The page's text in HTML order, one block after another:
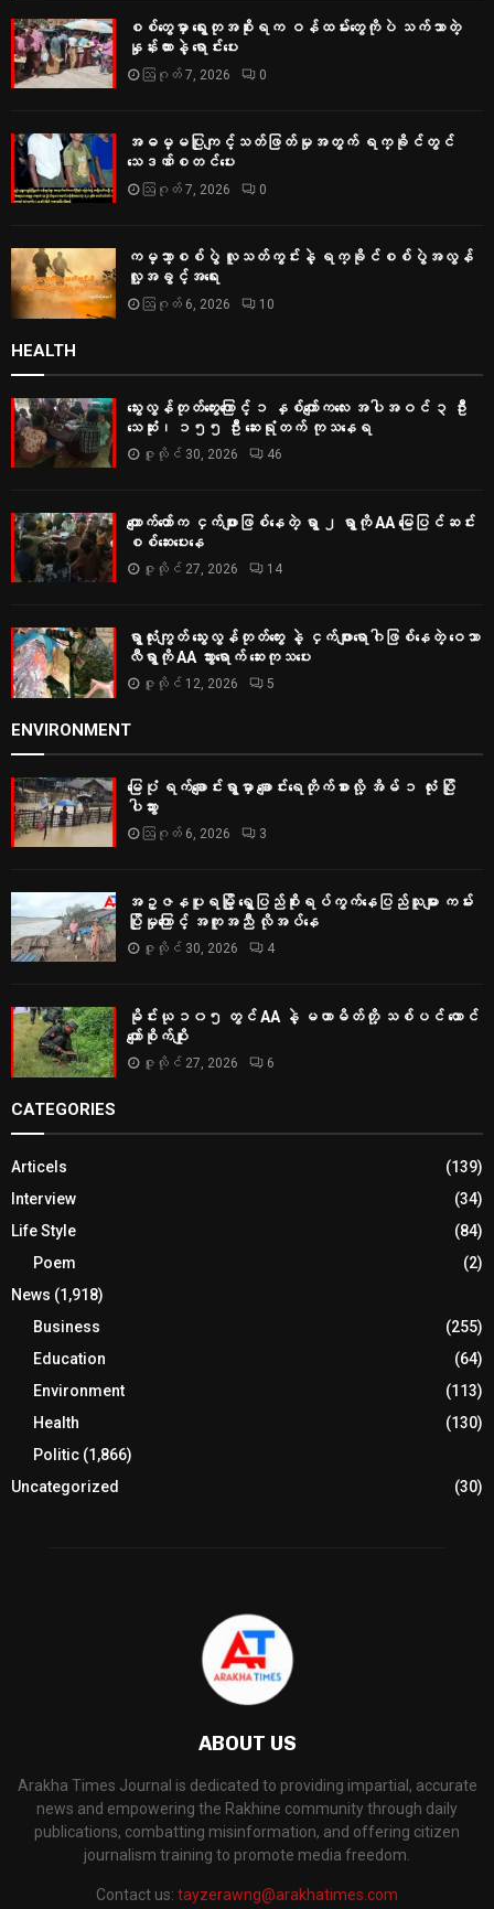
စစ်တွေမှာ ရွေးတုအစိုးရက ဝန်ထမ်းတွေကိုပဲ သက်သာတဲ့
နှုန်းထားနဲ့ ရောင်းပေး
ဩဂုတ် 7, 2026 0
အဓမ္မပြုကျင့်သတ်ဖြတ်မှုအတွက် ရက္ခိုင်တွင်
သေဒဏ်စတင်ပေး
ဩဂုတ် 7, 2026 0
ကမ္ဘာ့စစ်ပွဲ လူသတ်ကွင်းနဲ့ ရက္ခိုင်စစ်ပွဲအလွန်
လူ့အခွင့်အရေး
ဩဂုတ် 6, 2026 10
HEALTH
သွေးလွန်တုတ်ကွေးကြောင့် ၁ နှစ်ကျော်ကလေး အပါအဝင် ၃ ဦး
သေဆုံး၊ ၁၅၅ ဦး ဆေးရုံတက် ကုသနေရ
ဇူလိုင် 30, 2026 46
ကျောက်တော်က ငှက်ဖျားဖြစ်နေတဲ့ ရွာ ၂ ရွာကို AA မြေပြင်ဆင်း
စစ်‌ဆေးပေးနေ
ဇူလိုင် 27, 2026 14
ရွာလုံးကျွတ် သွေးလွန်တုတ်ကွေး နဲ့ ငှက်ဖျားရောဂါဖြစ်နေတဲ့ ဝေသာ
လီရွာကို AA သွားရောက် ဆေးကုသပေး
ဇူလိုင် 12, 2026 5
ENVIRONMENT
မြေပုံ ရက်ချောင်းရွာမှာ ချောင်းရေတိုက်စားလို့ အိမ် ၁ လုံး ပြို
ပါသွား
ဩဂုတ် 6, 2026 3
အဥ္ဇနပူရမြို့ ရွှေပြည်စိုးရပ်ကွက်နေပြည်သူများ ကမ်း
ပြိုမှုကြောင့် အကူအညီ လိုအပ်နေ
ဇူလိုင် 30, 2026 4
မိုင်းယု ၁၀၅ တွင် AA နဲ့ မဟာမိတ်တို့ သစ်ပင် ထောင်
ကျော်စိုက်ပျိုး
ဇူလိုင် 27, 2026 6
CATEGORIES
Articels
(139)
Interview
(34)
Life Style
(84)
Poem
(2)
News (1,918)
Business
(255)
Education
(64)
Environment
(113)
Health
(130)
Politic (1,866)
Uncategorized
(30)
ABOUT US
Arakha Times Journal is dedicated to providing impartial, accurate
news and empowering the Rakhine community through daily
publications, combatting misinformation, and offering citizen
journalism training to promote media freedom.
Contact us: tayzerawng@arakhatimes.com